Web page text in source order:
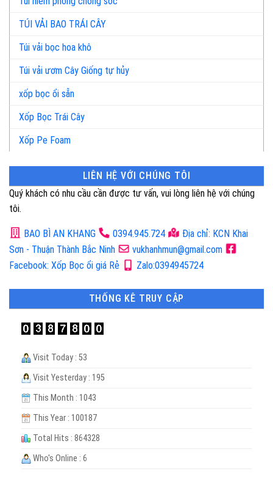
TÚI VẢI BAO TRÁI CÂY
Túi vải bọc hoa khô
Túi vải ươm Cây Giống tự hủy
xốp bọc ổi sẵn
Xốp Bọc Trái Cây
Xốp Pe Foam
LIÊN HỆ VỚI CHÚNG TÔI
Quý khách có nhu cầu cần được tư vấn, vui lòng liên hệ với chúng
tôi.
BAO BÌ AN KHANG 0394.945.724
Địa chỉ: KCN Khai
Sơn - Thuận Thành Bắc Ninh
vukhanhmun@gmail.com
Facebook: Xốp Bọc ổi giá Rẻ
Zalo:0394945724
THỐNG KÊ TRUY CẬP
Visit Today : 53
Visit Yesterday : 195
This Month : 1043
This Year : 100187
Total Hits : 864328
Who's Online : 6